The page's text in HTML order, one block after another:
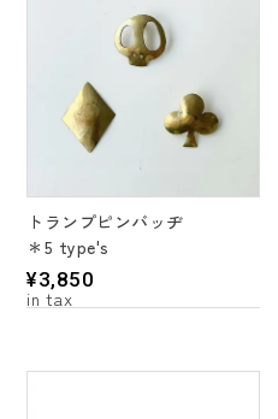
トランプピンバッヂ
＊5 type's
¥3,850